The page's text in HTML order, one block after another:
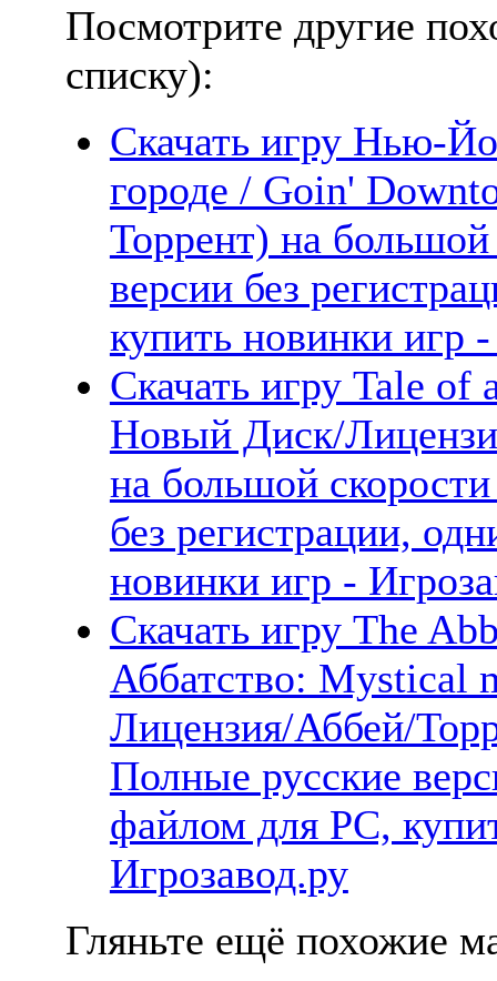
Посмотрите другие
списку):
Скачать игру Нью-
городе / Goin'
Торрент) на
версии без
купить новинки игр
Скачать игру Tale of
Новый Диск/
на большой
без регистрации,
новинки игр -
Скачать игру The
Аббатство: Mystical
Лицензия/Аббей/
Полные русские
файлом для PC,
Игрозавод.ру
Гляньте ещё похожие